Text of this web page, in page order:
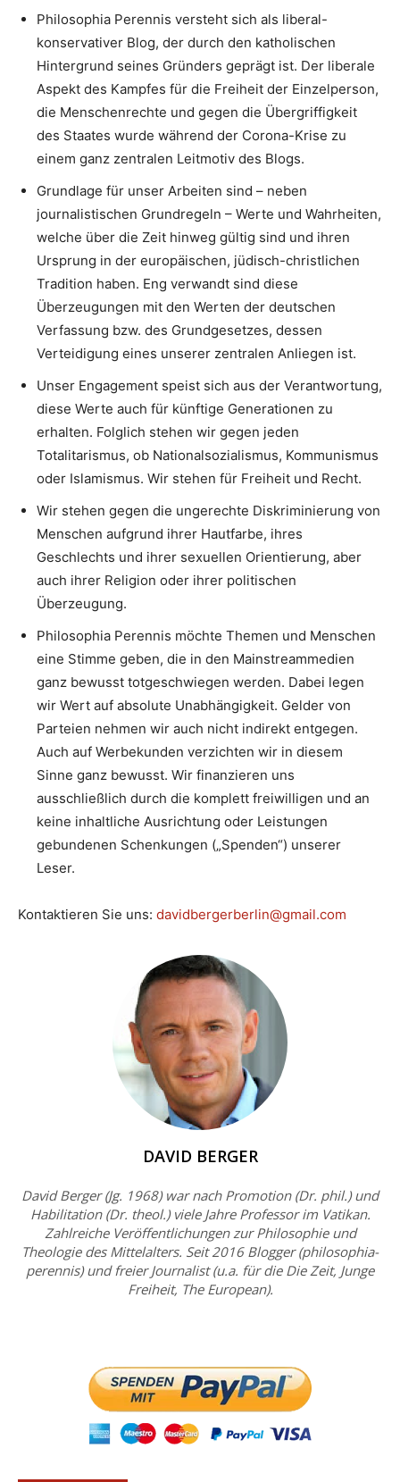
Philosophia Perennis versteht sich als liberal-
konservativer Blog, der durch den katholischen
Hintergrund seines Gründers geprägt ist. Der liberale
Aspekt des Kampfes für die Freiheit der Einzelperson,
die Menschenrechte und gegen die Übergriffigkeit
des Staates wurde während der Corona-Krise zu
einem ganz zentralen Leitmotiv des Blogs.
Grundlage für unser Arbeiten sind – neben
journalistischen Grundregeln – Werte und Wahrheiten,
welche über die Zeit hinweg gültig sind und ihren
Ursprung in der europäischen, jüdisch-christlichen
Tradition haben. Eng verwandt sind diese
Überzeugungen mit den Werten der deutschen
Verfassung bzw. des Grundgesetzes, dessen
Verteidigung eines unserer zentralen Anliegen ist.
Unser Engagement speist sich aus der Verantwortung,
diese Werte auch für künftige Generationen zu
erhalten. Folglich stehen wir gegen jeden
Totalitarismus, ob Nationalsozialismus, Kommunismus
oder Islamismus. Wir stehen für Freiheit und Recht.
Wir stehen gegen die ungerechte Diskriminierung von
Menschen aufgrund ihrer Hautfarbe, ihres
Geschlechts und ihrer sexuellen Orientierung, aber
auch ihrer Religion oder ihrer politischen
Überzeugung.
Philosophia Perennis möchte Themen und Menschen
eine Stimme geben, die in den Mainstreammedien
ganz bewusst totgeschwiegen werden. Dabei legen
wir Wert auf absolute Unabhängigkeit. Gelder von
Parteien nehmen wir auch nicht indirekt entgegen.
Auch auf Werbekunden verzichten wir in diesem
Sinne ganz bewusst. Wir finanzieren uns
ausschließlich durch die komplett freiwilligen und an
keine inhaltliche Ausrichtung oder Leistungen
gebundenen Schenkungen („Spenden“) unserer
Leser.
Kontaktieren Sie uns: davidbergerberlin@gmail.com
DAVID BERGER
David Berger (Jg. 1968) war nach Promotion (Dr. phil.) und
Habilitation (Dr. theol.) viele Jahre Professor im Vatikan.
Zahlreiche Veröffentlichungen zur Philosophie und
Theologie des Mittelalters. Seit 2016 Blogger (philosophia-
perennis) und freier Journalist (u.a. für die Die Zeit, Junge
Freiheit, The European).